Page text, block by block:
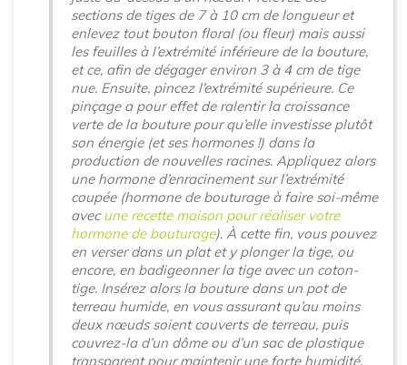
sections de tiges de 7 à 10 cm de longueur et
enlevez tout bouton floral (ou fleur) mais aussi
les feuilles à l’extrémité inférieure de la bouture,
et ce, afin de dégager environ 3 à 4 cm de tige
nue. Ensuite, pincez l’extrémité supérieure. Ce
pinçage a pour effet de ralentir la croissance
verte de la bouture pour qu’elle investisse plutôt
son énergie (et ses hormones !) dans la
production de nouvelles racines. Appliquez alors
une hormone d’enracinement sur l’extrémité
coupée (hormone de bouturage à faire soi-même
avecune recette maison pour réaliser votre
hormone de bouturage). À cette fin, vous pouvez
en verser dans un plat et y plonger la tige, ou
encore, en badigeonner la tige avec un coton-
tige. Insérez alors la bouture dans un pot de
terreau humide, en vous assurant qu’au moins
deux nœuds soient couverts de terreau, puis
couvrez-la d’un dôme ou d’un sac de plastique
transparent pour maintenir une forte humidité.